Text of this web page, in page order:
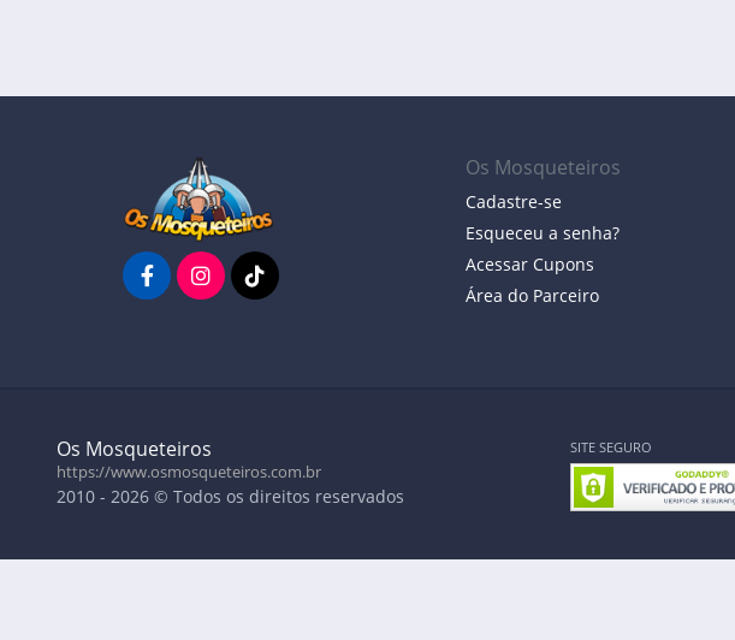
Os Mosqueteiros
Cadastre-se
Esqueceu a senha?
Acessar Cupons
Área do Parceiro
Os Mosqueteiros
https://www.osmosqueteiros.com.br
2010 - 2026 © Todos os direitos reservados
SITE SEGURO